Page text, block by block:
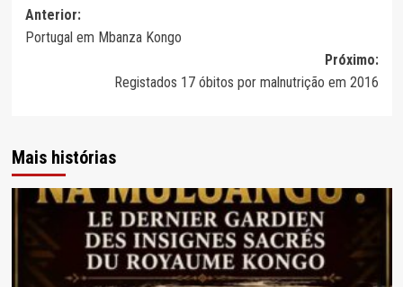
Navegação
de
Anterior:
Portugal em Mbanza Kongo
Próximo:
Registados 17 óbitos por malnutrição em 2016
Mais histórias